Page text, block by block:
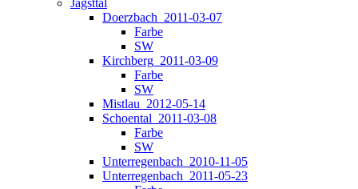
Jagsttal
Doerzbach_2011-03-07
Farbe
SW
Kirchberg_2011-03-09
Farbe
SW
Mistlau_2012-05-14
Schoental_2011-03-08
Farbe
SW
Unterregenbach_2010-11-05
Unterregenbach_2011-05-23